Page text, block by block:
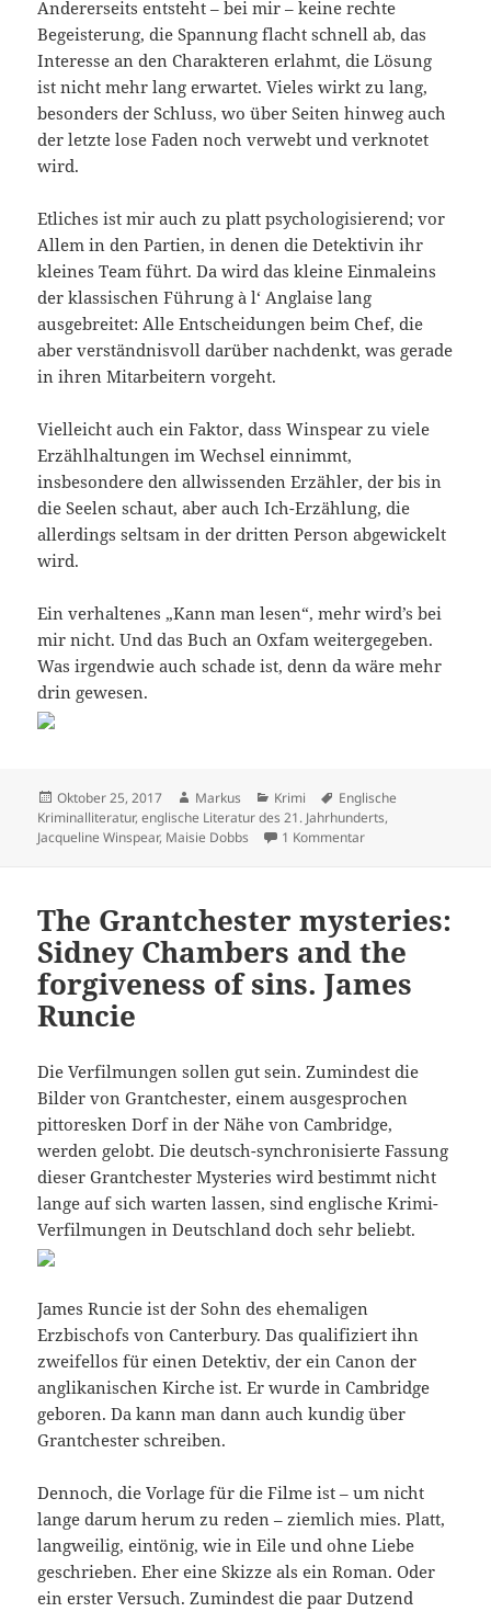
Andererseits entsteht – bei mir – keine rechte
Begeisterung, die Spannung flacht schnell ab, das
Interesse an den Charakteren erlahmt, die Lösung
ist nicht mehr lang erwartet. Vieles wirkt zu lang,
besonders der Schluss, wo über Seiten hinweg auch
der letzte lose Faden noch verwebt und verknotet
wird.
Etliches ist mir auch zu platt psychologisierend; vor
Allem in den Partien, in denen die Detektivin ihr
kleines Team führt. Da wird das kleine Einmaleins
der klassischen Führung à l‘ Anglaise lang
ausgebreitet: Alle Entscheidungen beim Chef, die
aber verständnisvoll darüber nachdenkt, was gerade
in ihren Mitarbeitern vorgeht.
Vielleicht auch ein Faktor, dass Winspear zu viele
Erzählhaltungen im Wechsel einnimmt,
insbesondere den allwissenden Erzähler, der bis in
die Seelen schaut, aber auch Ich-Erzählung, die
allerdings seltsam in der dritten Person abgewickelt
wird.
Ein verhaltenes „Kann man lesen“, mehr wird’s bei
mir nicht. Und das Buch an Oxfam weitergegeben.
Was irgendwie auch schade ist, denn da wäre mehr
drin gewesen.
Veröffentlicht
am
Oktober 25, 2017 Autor
Markus Kategorien
Krimi Schlagwörter
Englische
Kriminalliteratur,englische Literatur des 21. Jahrhunderts,
Jacqueline Winspear, Maisie Dobbs 1 Kommentarzu Leaving
The Grantchester mysteries:
Sidney Chambers and the
forgiveness of sins. James
Runcie
Die Verfilmungen sollen gut sein. Zumindest die
Bilder von Grantchester, einem ausgesprochen
pittoresken Dorf in der Nähe von Cambridge,
werden gelobt. Die deutsch-synchronisierte Fassung
dieser Grantchester Mysteries wird bestimmt nicht
lange auf sich warten lassen, sind englische Krimi-
Verfilmungen in Deutschland doch sehr beliebt.
James Runcie ist der Sohn des ehemaligen
Erzbischofs von Canterbury. Das qualifiziert ihn
zweifellos für einen Detektiv, der ein Canon der
anglikanischen Kirche ist. Er wurde in Cambridge
geboren. Da kann man dann auch kundig über
Grantchester schreiben.
Dennoch, die Vorlage für die Filme ist – um nicht
lange darum herum zu reden – ziemlich mies. Platt,
langweilig, eintönig, wie in Eile und ohne Liebe
geschrieben. Eher eine Skizze als ein Roman. Oder
ein erster Versuch. Zumindest die paar Dutzend